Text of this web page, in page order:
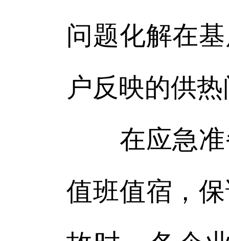
问题化解在
户反映的供
在应急准
值班值宿，